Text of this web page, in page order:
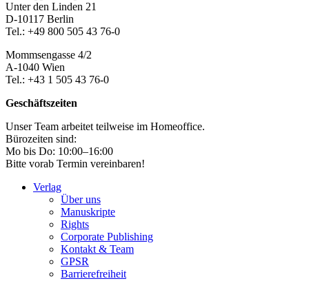
Section
Unter den Linden 21
D-10117 Berlin
Tel.: +49 800 505 43 76-0
Mommsengasse 4/2
A-1040 Wien
Tel.: +43 1 505 43 76-0
Geschäftszeiten
Unser Team arbeitet teilweise im Homeoffice.
Bürozeiten sind:
Mo bis Do: 10:00–16:00
Bitte vorab Termin vereinbaren!
Verlag
Über uns
Manuskripte
Rights
Corporate Publishing
Kontakt & Team
GPSR
Barrierefreiheit